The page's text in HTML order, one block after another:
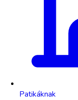
Patikáknak